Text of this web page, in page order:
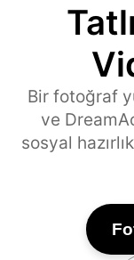
Bir fotoğraf
ve
sosyal